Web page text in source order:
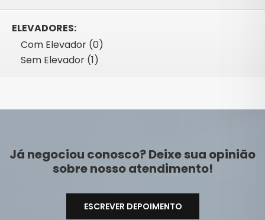
ELEVADORES:
Com Elevador (0)
Sem Elevador (1)
Já negociou conosco? Deixe sua opinião
sobre nosso atendimento!
ESCREVER DEPOIMENTO